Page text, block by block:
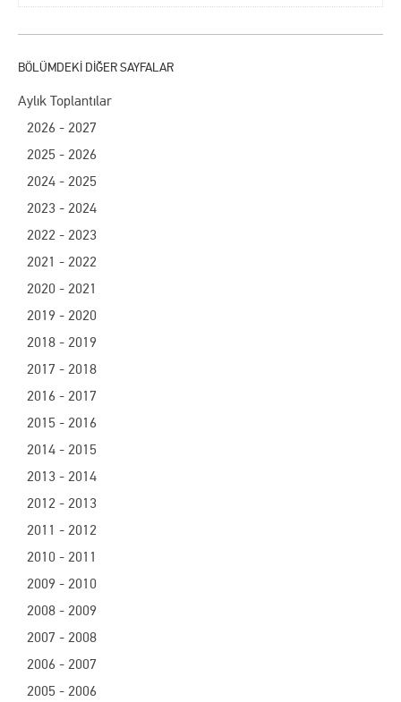
Aylık Toplantılar
2026 - 2027
2025 - 2026
2024 - 2025
2023 - 2024
2022 - 2023
2021 - 2022
2020 - 2021
2019 - 2020
2018 - 2019
2017 - 2018
2016 - 2017
2015 - 2016
2014 - 2015
2013 - 2014
2012 - 2013
2011 - 2012
2010 - 2011
2009 - 2010
2008 - 2009
2007 - 2008
2006 - 2007
2005 - 2006